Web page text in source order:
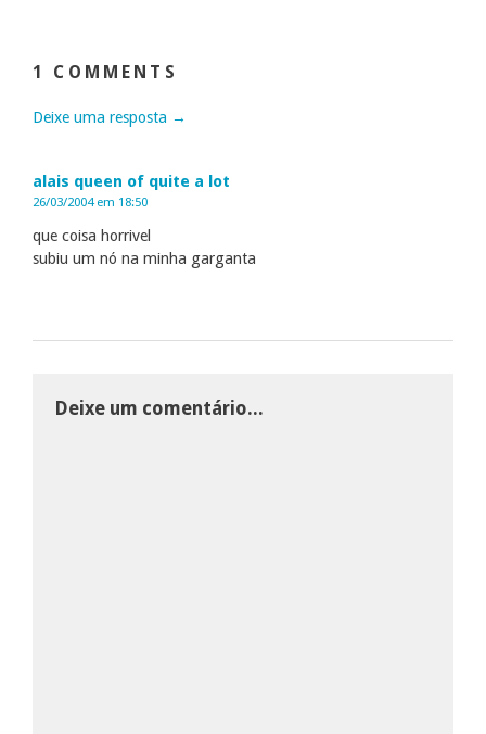
1 COMMENTS
Deixe uma resposta →
alais queen of quite a lot
26/03/2004 em 18:50
que coisa horrivel
subiu um nó na minha garganta
Deixe um comentário...